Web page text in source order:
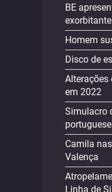
BE
Homem
Disco de
em 2022
Simulacro
Camila
Valença
Linha de